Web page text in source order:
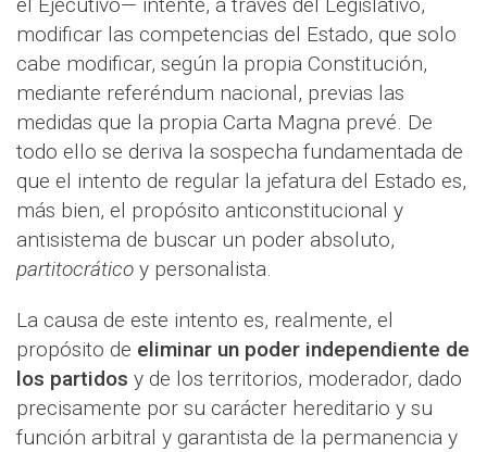
modificar las competencias del Estado, que solo
cabe modificar, según la propia Constitución,
mediante referéndum nacional, previas las
medidas que la propia Carta Magna prevé. De
todo ello se deriva la sospecha fundamentada de
que el intento de regular la jefatura del Estado es,
más bien, el propósito anticonstitucional y
antisistema de buscar un poder absoluto,
partitocrático y personalista.
La causa de este intento es, realmente, el
propósito de eliminar un poder independiente de
los partidos y de los territorios, moderador, dado
precisamente por su carácter hereditario y su
función arbitral y garantista de la permanencia y